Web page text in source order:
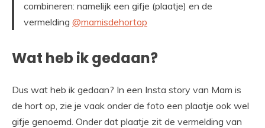
combineren: namelijk een gifje (plaatje) en de
vermelding @mamisdehortop
Wat heb ik gedaan?
Dus wat heb ik gedaan? In een Insta story van Mam is
de hort op, zie je vaak onder de foto een plaatje ook wel
gifje genoemd. Onder dat plaatje zit de vermelding van